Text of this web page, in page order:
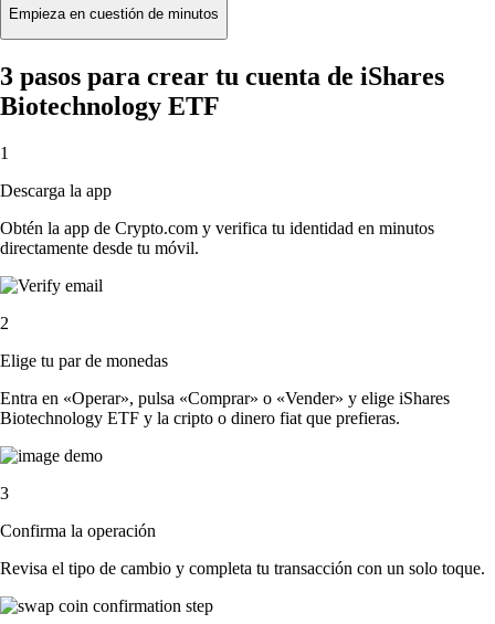
Empieza en cuestión de minutos
3 pasos para crear tu cuenta de iShares
Biotechnology ETF
1
Descarga la app
Obtén la app de Crypto.com y verifica tu identidad en minutos
directamente desde tu móvil.
2
Elige tu par de monedas
Entra en «Operar», pulsa «Comprar» o «Vender» y elige iShares
Biotechnology ETF y la cripto o dinero fiat que prefieras.
3
Confirma la operación
Revisa el tipo de cambio y completa tu transacción con un solo toque.